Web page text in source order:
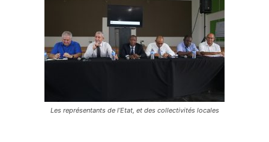
Les représentants de l’Etat, et des collectivités locales